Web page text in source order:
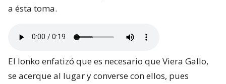
a ésta toma.
El lonko enfatizó que es necesario que Viera Gallo,
se acerque al lugar y converse con ellos, pues